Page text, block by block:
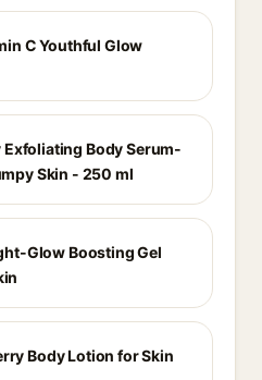
C Youthful Glow
Exfoliating Body Serum-
Skin - 250 ml
Glow Boosting Gel
Body Lotion for Skin